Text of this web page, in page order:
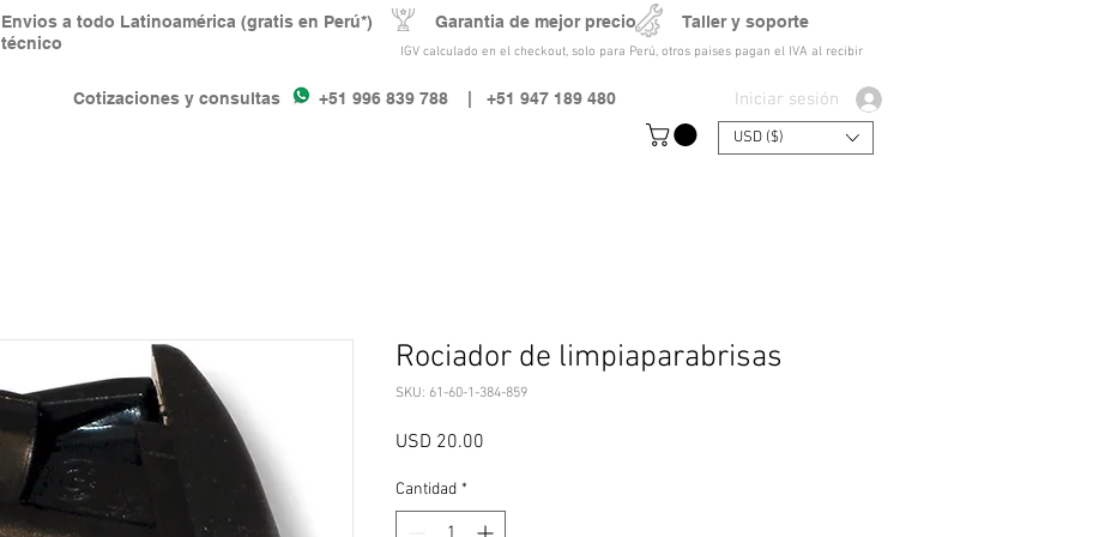
IGV calculado en el checkout, solo para Perú, otros paises pagan el IVA al recibir
Iniciar sesión
Cotizaciones y consultas +51 996 839 788 | +51 947 189 480
USD ($)
Envios a todo Latinoamérica (gratis en Perú*) Garantia de mejor precio Taller y soporte
técnico
Rociador de limpiaparabrisas
SKU: 61-60-1-384-859
USD 20.00
Cantidad *